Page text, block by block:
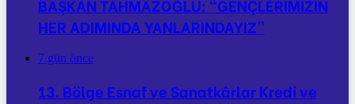
BAŞKAN TAHMAZOĞLU: “GENÇLERİMİZİN
HER ADIMINDA YANLARINDAYIZ”
7 gün önce
13. Bölge Esnaf ve Sanatkârlar Kredi ve